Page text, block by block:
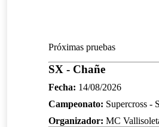
Próximas pruebas
SX - Chañe
Fecha: 14/08/2026
Campeonato: Supercross -
Organizador: MC